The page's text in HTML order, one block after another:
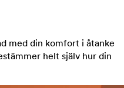
med din komfort i åtanke
helt själv hur din